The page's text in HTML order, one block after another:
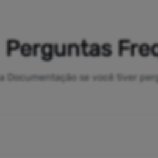
Perguntas
Documentação se você tiver